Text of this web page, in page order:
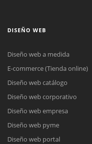
DISEÑO WEB
Diseño web a medida
E-commerce (Tienda online)
Diseño web catálogo
Diseño web corporativo
Diseño web empresa
Diseño web pyme
Diseño web portal